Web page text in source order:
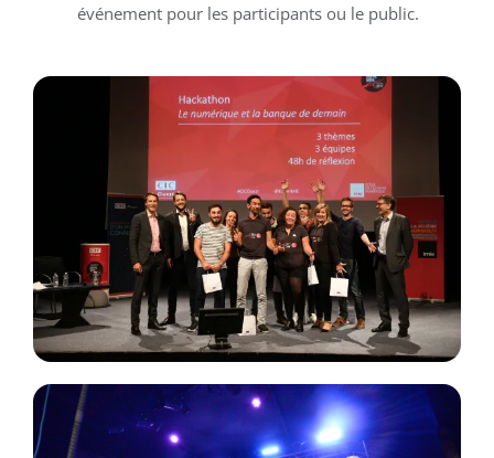
événement pour les participants ou le public.